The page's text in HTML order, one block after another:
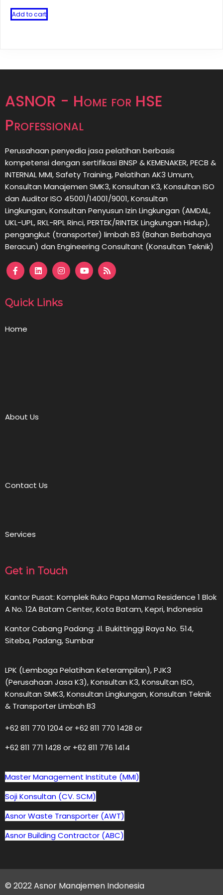
Add to cart
ASNOR - Home for HSE
Professional
Perusahaan penyedia jasa pelatihan berbasis
kompetensi dengan sertifikasi BNSP & KEMENAKER, PECB &
INTERNAL MMI, Safety Training, Pelatihan AK3 Umum,
Konsultan Manajemen SMK3, Konsultan K3, Konsultan ISO
dan Auditor ISO 45001/14001/9001,Konsultan
Lingkungan,Konsultan Penyusun Izin Lingkungan (AMDAL,
UKL-UPL, RKL-RPL Rinci, PERTEK/RINTEK Lingkungan Hidup),
pengangkut (transporter) limbah B3 (Bahan Berbahaya
Beracun) dan Engineering Consultant (Konsultan Teknik)
Quick Links
Home
About Us
Contact Us
Services
Get in Touch
Kantor Pusat: Komplek Ruko Papa Mama Residence 1 Blok
A No. 12A Batam Center, Kota Batam, Kepri, Indonesia
Kantor Cabang Padang: Jl. Bukittinggi Raya No. 514,
Siteba, Padang, Sumbar
LPK (Lembaga Pelatihan Keterampilan), PJK3
(Perusahaan Jasa K3), Konsultan K3, Konsultan ISO,
Konsultan SMK3, Konsultan Lingkungan, Konsultan Teknik
& Transporter Limbah B3
+62 811 770 1204 or +62 811 770 1428 or
+62 811 771 1428 or +62 811 776 1414
Master Management Institute (MMI)
Soji Konsultan (CV. SCM)
Asnor Waste Transporter (AWT)
Asnor Building Contractor (ABC)
© 2022 Asnor Manajemen Indonesia